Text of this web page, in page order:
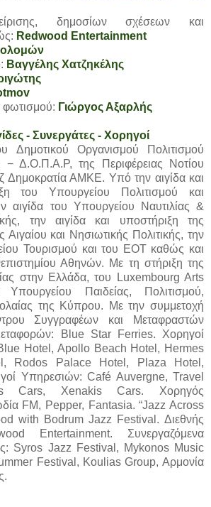
δημοσίων σχέσεων και
Redwood Entertainment
Βαγγέλης Χατζηκέλης
φωτισμού: Γιώργος Αξαρλής
- Συνεργάτες - Χορηγοί
Δημοτικού Οργανισμού Πολιτισμού
− Δ.Ο.Π.Α.Ρ, της Περιφέρειας Νοτίου
Δημοκρατία ΑΜΚΕ. Υπό την αιγίδα και
του Υπουργείου Πολιτισμού και
αιγίδα του Υπουργείου Ναυτιλίας &
την αιγίδα και υποστήριξη της
Αιγαίου και Νησιωτικής Πολιτικής, την
Τουρισμού και του ΕΟΤ καθώς και
Αθηνών. Με τη στήριξη της
στην Ελλάδα, του Luxembourg Arts
Παιδείας, Πολιτισμού,
της Κύπρου. Με την συμμετοχή
Συγγραφέων και Μεταφραστών
Blue Star Ferries. Χορηγοί
Hotel, Apollo Beach Hotel, Hermes
Rodos Palace Hotel, Plaza Hotel,
Υπηρεσιών: Café Auvergne, Travel
Cars, Xenakis Cars. Χορηγός
FM, Pepper, Fantasia. “Jazz Across
with Bodrum Jazz Festival. Διεθνής
Entertainment. Συνεργαζόμενα
Syros Jazz Festival, Mykonos Music
Festival, Koulias Group, Αρμονία